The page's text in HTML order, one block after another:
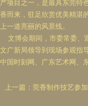
产项目之一，是最具东莞特
香而来，驻足欣赏优美精湛
上一道亮丽的风景线。
文博会期间，市委常委、
文广新局领导到现场参观指
中国时刻网、广东艺术网、
上一篇： 莞香制作技艺参